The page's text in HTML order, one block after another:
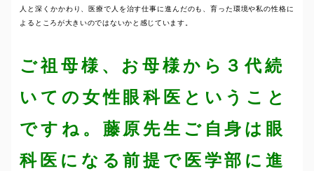
人と深くかかわり、医療で人を治す仕事に進んだのも、育った環境や私の性格に
よるところが大きいのではないかと感じています。
ご祖母様、お母様から３代続
いての女性眼科医ということ
ですね。藤原先生ご自身は眼
科医になる前提で医学部に進